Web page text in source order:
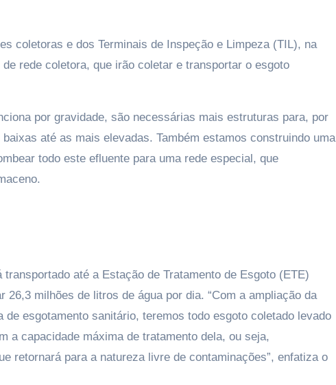
coletoras e dos Terminais de Inspeção e Limpeza (TIL), na
rede coletora, que irão coletar e transportar o esgoto
por gravidade, são necessárias mais estruturas para, por
até as mais elevadas. Também estamos construindo uma
todo este efluente para uma rede especial, que
até a Estação de Tratamento de Esgoto (ETE)
milhões de litros de água por dia. “Com a ampliação da
esgotamento sanitário, teremos todo esgoto coletado levado
a capacidade máxima de tratamento dela, ou seja,
retornará para a natureza livre de contaminações”, enfatiza o